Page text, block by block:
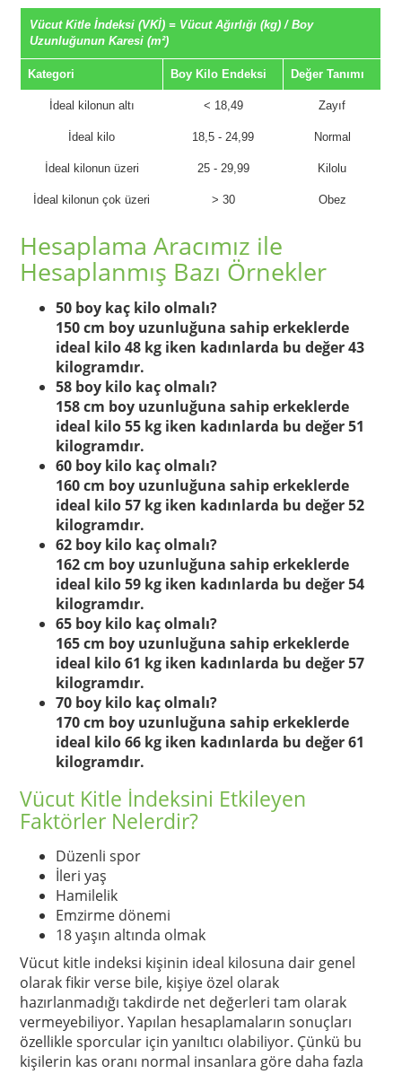
Vücut Kitle İndeksi (VKİ) = Vücut Ağırlığı (kg) / Boy
Uzunluğunun Karesi (m²)
Kategori Boy Kilo Endeksi Değer Tanımı
İdeal kilonun altı < 18,49 Zayıf
İdeal kilo 18,5 - 24,99 Normal
İdeal kilonun üzeri 25 - 29,99 Kilolu
İdeal kilonun çok üzeri > 30 Obez
Hesaplama Aracımız ile
Hesaplanmış Bazı Örnekler
50 boy kaç kilo olmalı?
150 cm boy uzunluğuna sahip erkeklerde
ideal kilo 48 kg iken kadınlarda bu değer 43
kilogramdır.
58 boy kilo kaç olmalı?
158 cm boy uzunluğuna sahip erkeklerde
ideal kilo 55 kg iken kadınlarda bu değer 51
kilogramdır.
60 boy kilo kaç olmalı?
160 cm boy uzunluğuna sahip erkeklerde
ideal kilo 57 kg iken kadınlarda bu değer 52
kilogramdır.
62 boy kilo kaç olmalı?
162 cm boy uzunluğuna sahip erkeklerde
ideal kilo 59 kg iken kadınlarda bu değer 54
kilogramdır.
65 boy kilo kaç olmalı?
165 cm boy uzunluğuna sahip erkeklerde
ideal kilo 61 kg iken kadınlarda bu değer 57
kilogramdır.
70 boy kilo kaç olmalı?
170 cm boy uzunluğuna sahip erkeklerde
ideal kilo 66 kg iken kadınlarda bu değer 61
kilogramdır.
Vücut Kitle İndeksini Etkileyen
Faktörler Nelerdir?
Düzenli spor
İleri yaş
Hamilelik
Emzirme dönemi
18 yaşın altında olmak
Vücut kitle indeksi kişinin ideal kilosuna dair genel
olarak fikir verse bile, kişiye özel olarak
hazırlanmadığı takdirde net değerleri tam olarak
vermeyebiliyor. Yapılan hesaplamaların sonuçları
özellikle sporcular için yanıltıcı olabiliyor. Çünkü bu
kişilerin kas oranı normal insanlara göre daha fazla